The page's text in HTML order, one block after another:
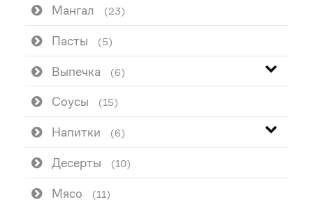
Мангал (23)
Пасты (5)
Выпечка (6)
Соусы (15)
Напитки (6)
Десерты (10)
Мясо (11)